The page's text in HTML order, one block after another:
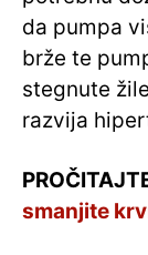
da pumpa
brže te
stegnute
razvija
smanjite